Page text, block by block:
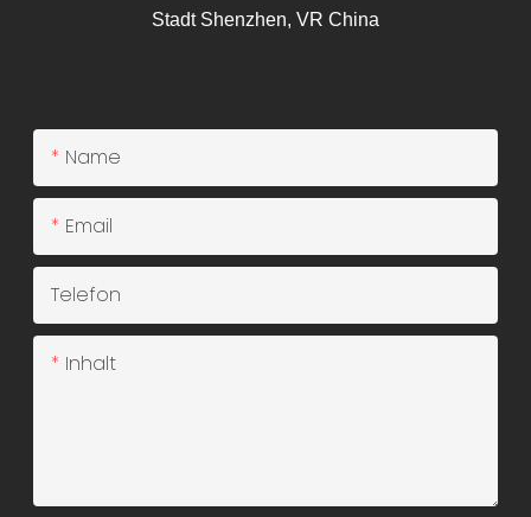
Stadt Shenzhen, VR China
Name
Email
Telefon
Inhalt